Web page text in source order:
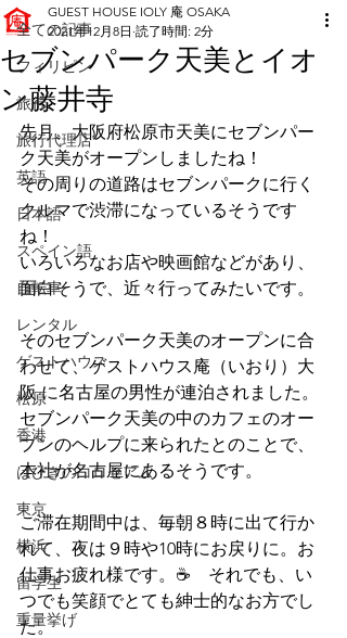
全ての記事
フィリピン
旅行
旅行代理店
英語
日本語
スペイン語
自転車
レンタル
ゲストハウス
松原
香港
はびきのコロセアム
東京
横浜
留学生
重量挙げ
セブンパーク天美とイオ
ン藤井寺
GUEST HOUSE IOLY 庵 OSAKA
2021年12月8日 読了時間: 2分
先月、大阪府松原市天美にセブンパー
ク天美がオープンしましたね！
その周りの道路はセブンパークに行く
クルマで渋滞になっているそうです
ね！
いろいろなお店や映画館などがあり、
面白そうで、近々行ってみたいです。
そのセブンパーク天美のオープンに合
わせて、ゲストハウス庵（いおり）大
阪 に名古屋の男性が連泊されました。
セブンパーク天美の中のカフェのオー
プンのヘルプに来られたとのことで、
本社が名古屋にあるそうです。
ご滞在期間中は、毎朝８時に出て行か
れて、夜は９時や10時にお戻りに。お
仕事お疲れ様です。☕　それでも、い
つでも笑顔でとても紳士的なお方でし
た。